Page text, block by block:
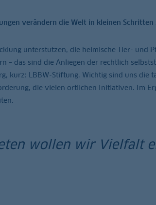
verändern die Welt in kleinen Schritten
unterstützen, die heimische Tier- und
– das sind die Anliegen der rechtlich
kurz: LBBW-Stiftung. Wichtig sind uns die
die vielen örtlichen Initiativen. Im
wollen wir Vielfalt